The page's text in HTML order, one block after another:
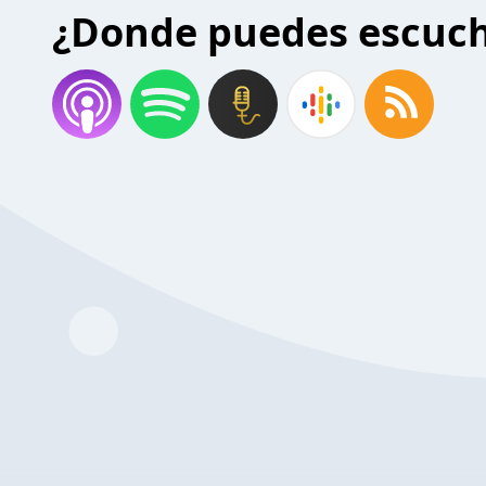
¿Donde puedes